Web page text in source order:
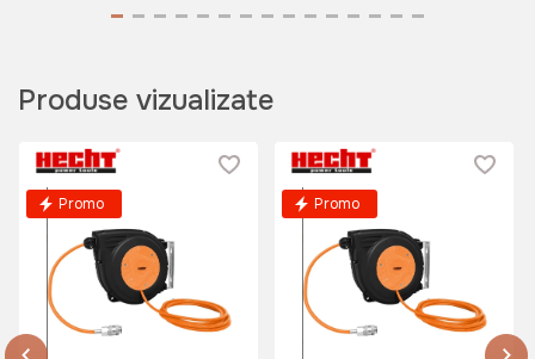
Produse vizualizate
Promo Promo